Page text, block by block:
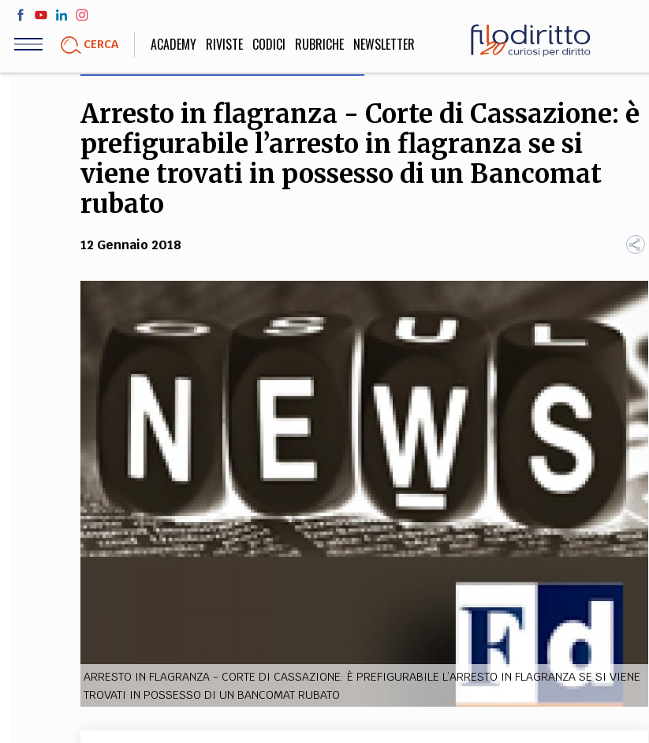
Salta
contenuto
CERCA ACADEMY RIVISTE CODICI RUBRICHE NEWSLETTER
LIFE STYLE
Sport, Cucina, Viaggi,
Moda
SOCIETÀ
Politica, Attualità,
Educazione, Lavoro, Esteri
DIRITTO
Architettura, Ingegneria
FILODIRITTO REDAZIONE COMITATO SCIENTIFICO CURATORI FOTOGRAFI
EXTRA
CODICI RUBRICHE LIBRI PROCEEDINGS PUBBLICITÀ
SOCIAL MEDIA
Arresto in flagranza - Corte di Cassazione: è
prefigurabile l’arresto in flagranza se si
viene trovati in possesso di un Bancomat
rubato
12 Gennaio 2018
ARRESTO IN FLAGRANZA - CORTE DI CASSAZIONE: È PREFIGURABILE L’ARRESTO IN FLAGRANZA SE SI VIENE
TROVATI IN POSSESSO DI UN BANCOMAT RUBATO